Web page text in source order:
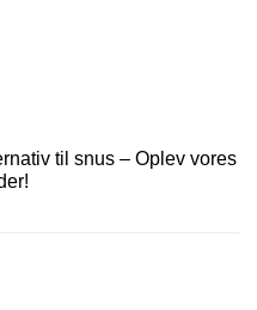
til snus – Oplev vores